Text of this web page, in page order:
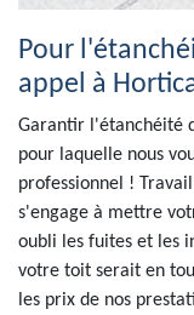
Pour
appel à
Garantir l'étanchéité
pour laquelle nous
professionnel !
s'engage à mettre
oubli les fuites et les
votre toit serait en
les prix de nos